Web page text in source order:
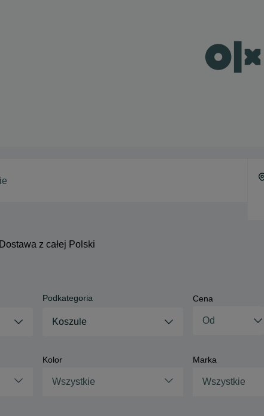
Dostawa z całej Polski
Podkategoria
Koszule
Cena
Kolor
Wszystkie
Marka
Wszystkie